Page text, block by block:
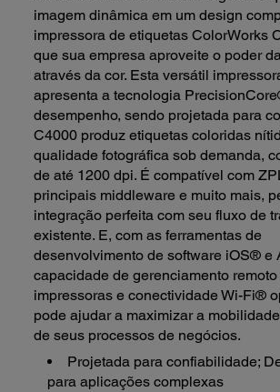
imagem dinâmica em um design
impressora de etiquetas ColorWorks
que sua empresa aproveite o poder
através da cor. Esta versátil
apresenta a tecnologia
desempenho, sendo projetada para
C4000 produz etiquetas coloridas
qualidade fotográfica sob demanda,
de até 1200 dpi. É compatível com
principais middleware e muito mais,
integração perfeita com seu fluxo de
existente. E, com as ferramentas de
desenvolvimento de software iOS®
capacidade de gerenciamento remoto
impressoras e conectividade Wi-Fi®
pode ajudar a maximizar a
de seus processos de negócios.
Projetada para confiabilidade;
para aplicações complexas